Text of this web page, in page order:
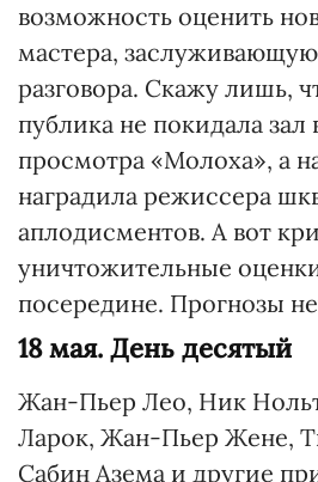
возможность оценить
мастера,
разговора. Скажу лишь,
публика не покидала зал
просмотра «Молоха», а
наградила режиссера
аплодисментов. А вот
уничтожительные
посередине. Прогнозы
18 мая. День десятый
Жан-Пьер Лео, Ник
Ларок, Жан-Пьер Жене,
Сабин Азема и другие